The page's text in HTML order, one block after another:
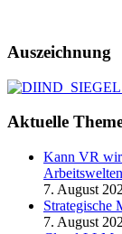
Auszeichnung
Aktuelle
Kann VR
7. August
Strategische
7. August